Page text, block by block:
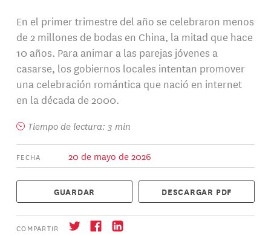
En el primer trimestre del año se celebraron menos
de 2 millones de bodas en China, la mitad que hace
10 años. Para animar a las parejas jóvenes a
casarse, los gobiernos locales intentan promover
una celebración romántica que nació en internet
en la década de 2000.
Tiempo de lectura: 3 min
FECHA 20 de mayo de 2026
GUARDAR DESCARGAR PDF
COMPARTIR